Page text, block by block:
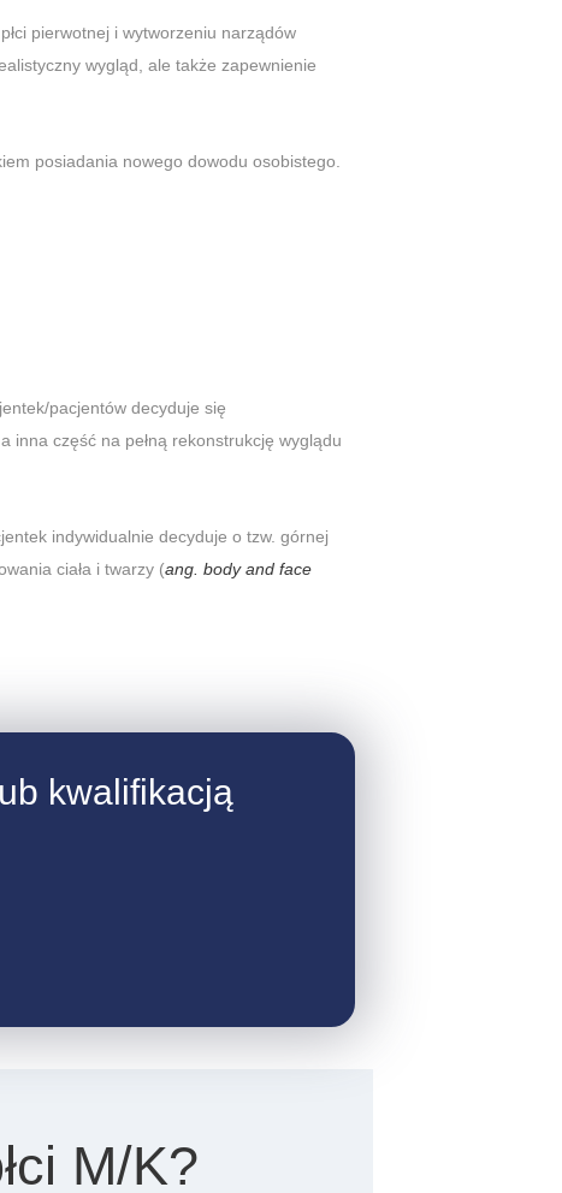
pierwotnej i wytworzeniu narządów
wygląd, ale także zapewnienie
posiadania nowego dowodu osobistego.
pacjentów decyduje się
inna część na pełną rekonstrukcję wyglądu
indywidualnie decyduje o tzw. górnej
ciała i twarzy (ang. body and face
kwalifikacją
M/K?